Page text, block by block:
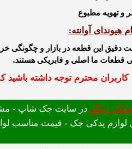
و تهویه مطبوع
هیوندای آوانته:
دقیق این قطعه در بازار و چگونگی
قطعات ما اصلی و فابریکی هستند.
کاربران محترم توجه داشته باشید
یدکی جک در سایت جک شاپ -
یدکی جک - قیمت مناسب